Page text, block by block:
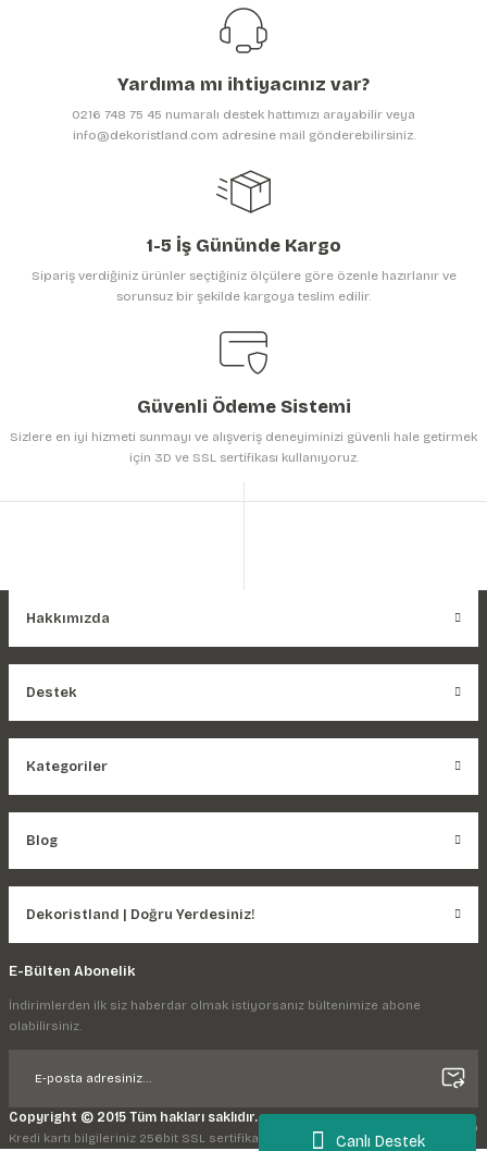
Canlı Destek
Ürün resmi kalitesiz, bozuk veya görüntülenemiyor.
Ürün bilgilerinde hatalar bulunuyor.
Gönder
Yardıma mı ihtiyacınız var?
0216 748 75 45 numaralı destek hattımızı arayabilir veya
info@dekoristland.com adresine mail gönderebilirsiniz.
1-5 İş Gününde Kargo
Sipariş verdiğiniz ürünler seçtiğiniz ölçülere göre özenle hazırlanır ve
sorunsuz bir şekilde kargoya teslim edilir.
Güvenli Ödeme Sistemi
Sizlere en iyi hizmeti sunmayı ve alışveriş deneyiminizi güvenli hale getirmek
için 3D ve SSL sertifikası kullanıyoruz.
Hakkımızda
Destek
Kategoriler
Blog
Dekoristland | Doğru Yerdesiniz!
E-Bülten Abonelik
İndirimlerden ilk siz haberdar olmak istiyorsanız bültenimize abone
olabilirsiniz.
Copyright © 2015 Tüm hakları saklıdır.
Kredi kartı bilgileriniz 256bit SSL sertifikası ile korunmaktadır.